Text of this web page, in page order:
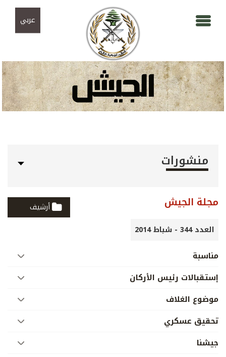
عربي
منشورات
مجلة الجيش
أرشيف
العدد 344 - شباط 2014
مناسبة
إستقبالات رئيس الأركان
موضوع الغلاف
تحقيق عسكري
جيشنا